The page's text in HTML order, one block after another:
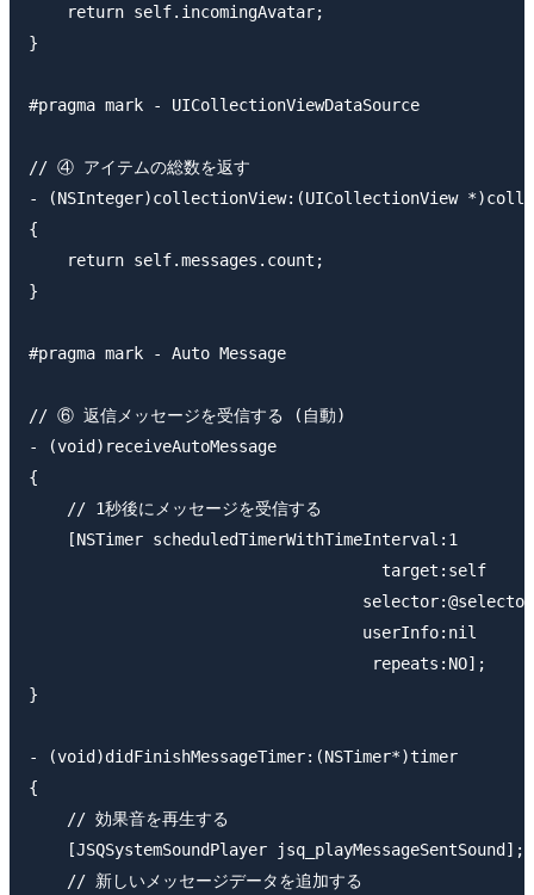
    return self.incomingAvatar;
}
#pragma mark - UICollectionViewDataSource
// ④ アイテムの総数を返す
- (NSInteger)collectionView:(UICollectionView
{
    return self.messages.count;
}
#pragma mark - Auto Message
// ⑥ 返信メッセージを受信する (自動)
- (void)receiveAutoMessage
{
    // 1秒後にメッセージを受信する
    [NSTimer scheduledTimerWithTimeInterval:1
                                     target:self
                                   userInfo:nil
                                    repeats:NO];
}
- (void)didFinishMessageTimer:(NSTimer*)timer
{
    // 効果音を再生する
    [JSQSystemSoundPlayer jsq_playMessageSentSound];
    // 新しいメッセージデータを追加する